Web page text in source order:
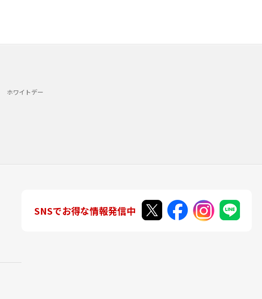
ホワイトデー
SNSでお得な情報発信中